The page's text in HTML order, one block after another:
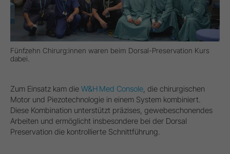
Fünfzehn Chirurg:innen waren beim Dorsal-Preservation Kurs
dabei.
Zum Einsatz kam die W&H Med Console, die chirurgischen
Motor und Piezotechnologie in einem System kombiniert.
Diese Kombination unterstützt präzises, gewebeschonendes
Arbeiten und ermöglicht insbesondere bei der Dorsal
Preservation die kontrollierte Schnittführung.